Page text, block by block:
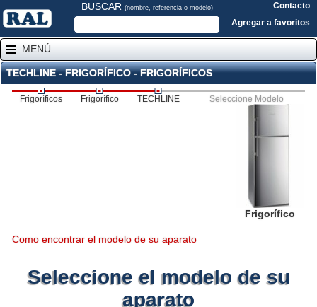
BUSCAR (nombre, referencia o modelo)
Contacto
Agregar a favoritos
MENÚ
TECHLINE - FRIGORÍFICO - FRIGORÍFICOS
Frigoríficos Frigorífico TECHLINE Seleccione Modelo
Frigorífico
Como encontrar el modelo de su aparato
Seleccione el modelo de su
aparato